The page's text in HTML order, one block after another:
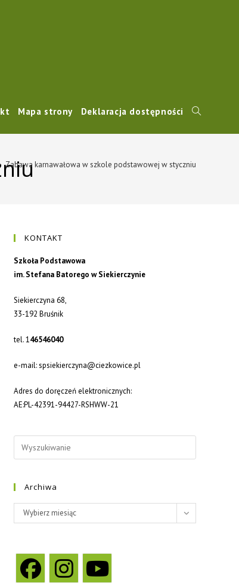
Mapa strony Deklaracja dostępności Toggle
Zabawa karnawałowa w szkole podstawowej w styczniu
KONTAKT
Szkoła Podstawowa
im. Stefana Batorego w Siekierczynie
Siekierczyna 68,
33-192 Bruśnik
tel. 146546040
e-mail: spsiekierczyna@ciezkowice.pl
Adres do doręczeń elektronicznych:
AE:PL-42391-94427-RSHWW-21
Archiwa
Archiwa
Wybierz miesiąc